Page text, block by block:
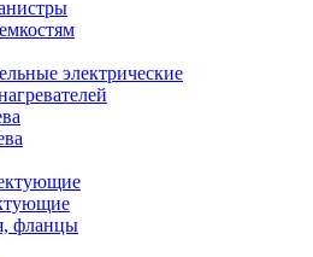
электрические
фланцы